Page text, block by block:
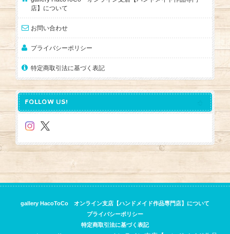
店】について
お問い合わせ
プライバシーポリシー
特定商取引法に基づく表記
FOLLOW US!
gallery HacoToCo オンライン支店【ハンドメイド作品専門店】について
プライバシーポリシー
特定商取引法に基づく表記